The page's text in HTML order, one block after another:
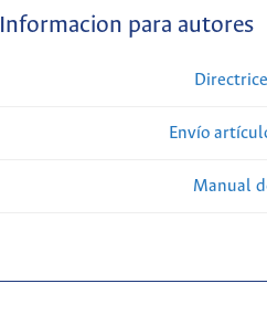
Informacion para autores
Envío
Manual